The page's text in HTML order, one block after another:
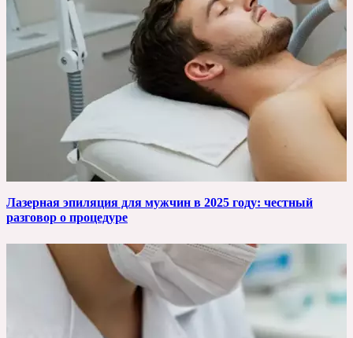
Лазерная эпиляция для мужчин в 2025 году: честный
разговор о процедуре